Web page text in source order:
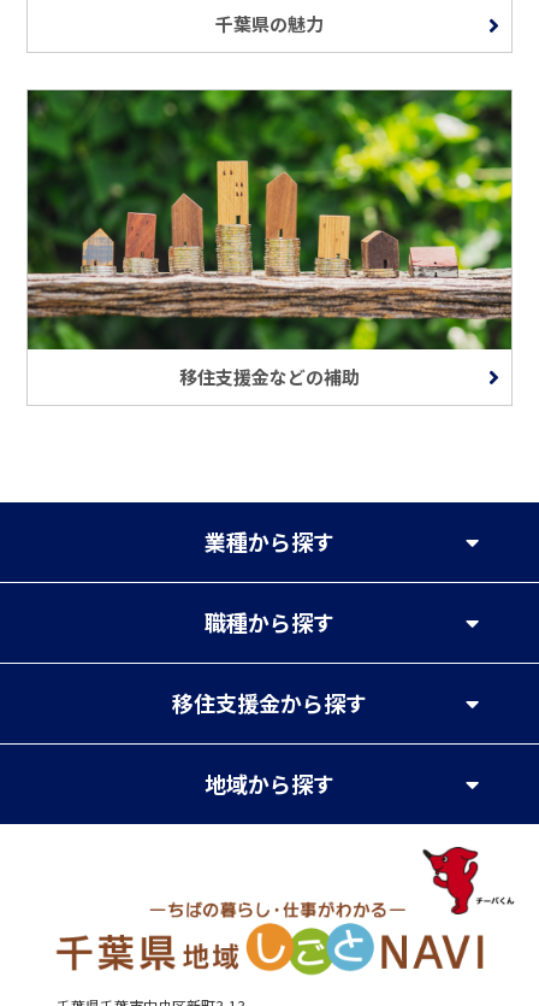
千葉県の魅力
移住支援金などの補助
業種から探す
職種から探す
移住支援金から探す
地域から探す